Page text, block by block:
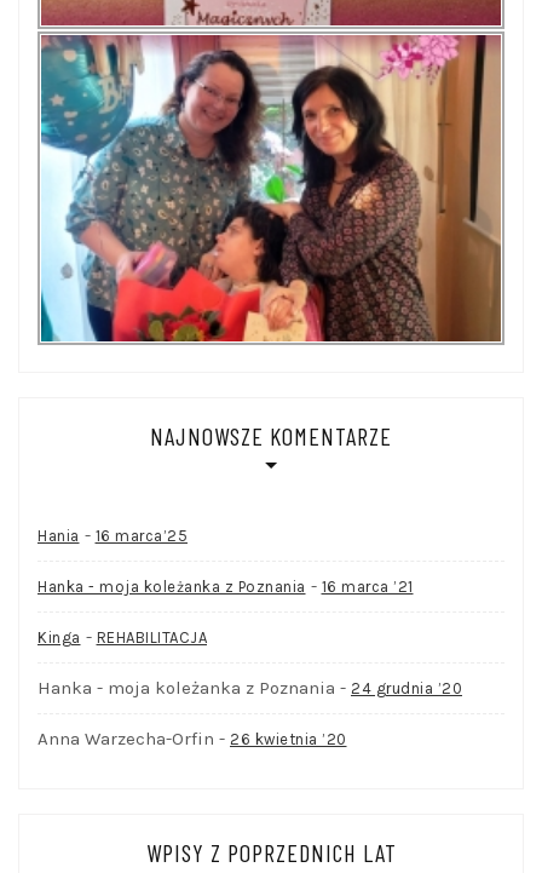
NAJNOWSZE KOMENTARZE
Hania - 16 marca’25
Hanka - moja koleżanka z Poznania - 16 marca ’21
Kinga - REHABILITACJA
Hanka - moja koleżanka z Poznania - 24 grudnia ’20
Anna Warzecha-Orfin - 26 kwietnia ’20
WPISY Z POPRZEDNICH LAT